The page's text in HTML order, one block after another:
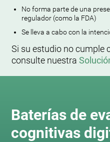
No forma parte de una
regulador (como la FDA)
Se lleva a cabo con la
Si su estudio no cumple
consulte nuestra
Baterías de
cognitivas